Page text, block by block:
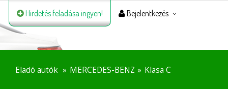
Hirdetés feladása ingyen! Bejelentkezés
Eladó autók MERCEDES-BENZ Klasa C